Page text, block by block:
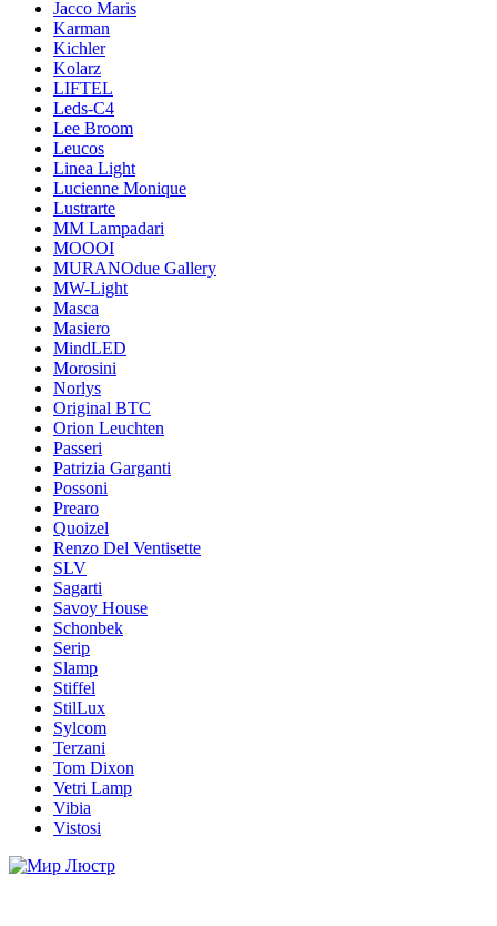
Jacco Maris
Karman
Kichler
Kolarz
LIFTEL
Leds-C4
Lee Broom
Leucos
Linea Light
Lucienne Monique
Lustrarte
MM Lampadari
MOOOI
MURANOdue Gallery
MW-Light
Masca
Masiero
MindLED
Morosini
Norlys
Original BTC
Orion Leuchten
Passeri
Patrizia Garganti
Possoni
Prearo
Quoizel
Renzo Del Ventisette
SLV
Sagarti
Savoy House
Schonbek
Serip
Slamp
Stiffel
StilLux
Sylcom
Terzani
Tom Dixon
Vetri Lamp
Vibia
Vistosi